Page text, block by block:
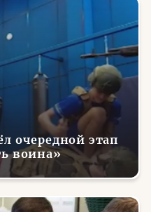
очередной этап
воина»